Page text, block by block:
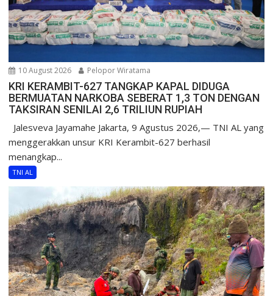
10 August 2026 Pelopor Wiratama
KRI KERAMBIT-627 TANGKAP KAPAL DIDUGA
BERMUATAN NARKOBA SEBERAT 1,3 TON DENGAN
TAKSIRAN SENILAI 2,6 TRILIUN RUPIAH
Jalesveva Jayamahe Jakarta, 9 Agustus 2026,— TNI AL yang
menggerakkan unsur KRI Kerambit-627 berhasil
menangkap...
TNI AL